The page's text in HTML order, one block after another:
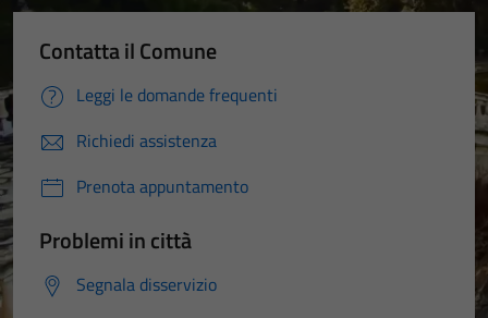
Contatta il Comune
Leggi le domande frequenti
Richiedi assistenza
Prenota appuntamento
Problemi in città
Segnala disservizio